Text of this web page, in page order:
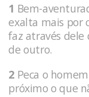
1 Bem-
exalta mais por
faz através dele
de outro.
2 Peca o
próximo o que